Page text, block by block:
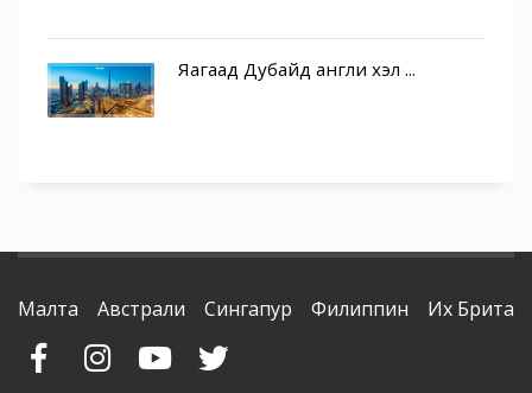
Яагаад Дубайд англи хэл ...
Малта Австрали Сингапур Филиппин Их